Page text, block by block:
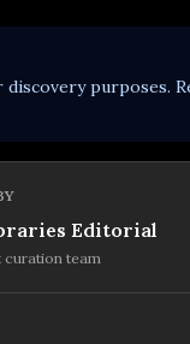
purposes.
Editorial
curation team